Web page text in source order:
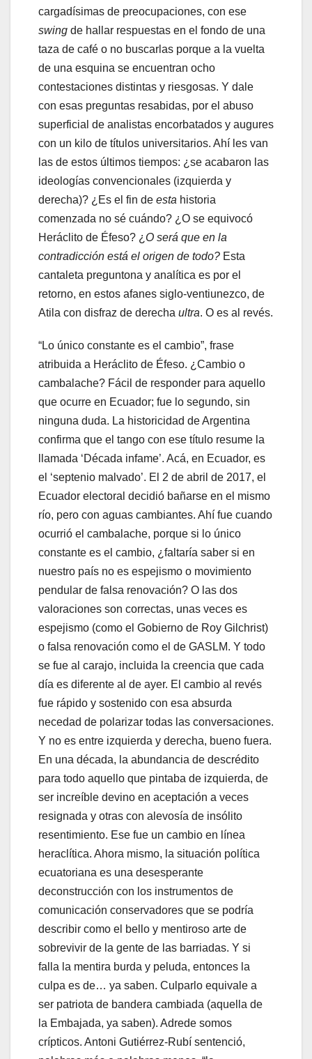
cargadísimas de preocupaciones, con ese
swing de hallar respuestas en el fondo de una
taza de café o no buscarlas porque a la vuelta
de una esquina se encuentran ocho
contestaciones distintas y riesgosas. Y dale
con esas preguntas resabidas, por el abuso
superficial de analistas encorbatados y augures
con un kilo de títulos universitarios. Ahí les van
las de estos últimos tiempos: ¿se acabaron las
ideologías convencionales (izquierda y
derecha)? ¿Es el fin de esta historia
comenzada no sé cuándo? ¿O se equivocó
Heráclito de Éfeso? ¿ O será que en la
contradicción está el origen de todo? Esta
cantaleta preguntona y analítica es por el
retorno, en estos afanes siglo-ventiunezco, de
Atila con disfraz de derecha ultra. O es al revés.
“Lo único constante es el cambio”, frase
atribuida a Heráclito de Éfeso. ¿Cambio o
cambalache? Fácil de responder para aquello
que ocurre en Ecuador; fue lo segundo, sin
ninguna duda. La historicidad de Argentina
confirma que el tango con ese título resume la
llamada ‘Década infame’. Acá, en Ecuador, es
el ‘septenio malvado’. El 2 de abril de 2017, el
Ecuador electoral decidió bañarse en el mismo
río, pero con aguas cambiantes. Ahí fue cuando
ocurrió el cambalache, porque si lo único
constante es el cambio, ¿faltaría saber si en
nuestro país no es espejismo o movimiento
pendular de falsa renovación? O las dos
valoraciones son correctas, unas veces es
espejismo (como el Gobierno de Roy Gilchrist)
o falsa renovación como el de GASLM. Y todo
se fue al carajo, incluida la creencia que cada
día es diferente al de ayer. El cambio al revés
fue rápido y sostenido con esa absurda
necedad de polarizar todas las conversaciones.
Y no es entre izquierda y derecha, bueno fuera.
En una década, la abundancia de descrédito
para todo aquello que pintaba de izquierda, de
ser increíble devino en aceptación a veces
resignada y otras con alevosía de insólito
resentimiento. Ese fue un cambio en línea
heraclítica. Ahora mismo, la situación política
ecuatoriana es una desesperante
deconstrucción con los instrumentos de
comunicación conservadores que se podría
describir como el bello y mentiroso arte de
sobrevivir de la gente de las barriadas. Y si
falla la mentira burda y peluda, entonces la
culpa es de… ya saben. Culparlo equivale a
ser patriota de bandera cambiada (aquella de
la Embajada, ya saben). Adrede somos
crípticos. Antoni Gutiérrez-Rubí sentenció,